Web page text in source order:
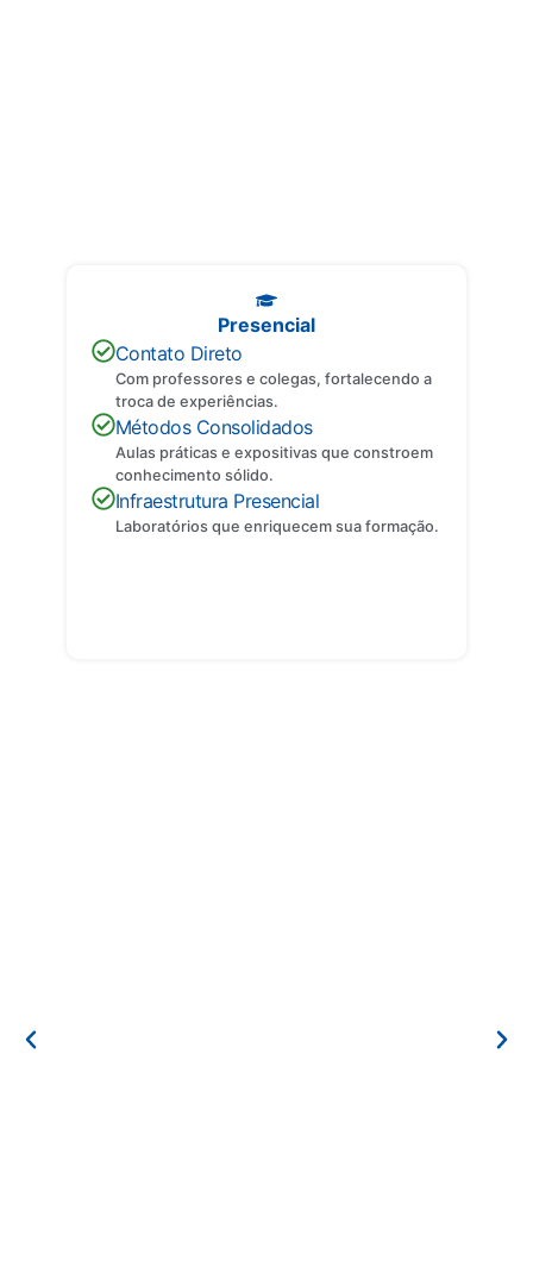
Presencial
Contato Direto
Com professores e colegas, fortalecendo a
troca de experiências.
Métodos Consolidados
Aulas práticas e expositivas que constroem
conhecimento sólido.
Infraestrutura Presencial
Laboratórios que enriquecem sua formação.